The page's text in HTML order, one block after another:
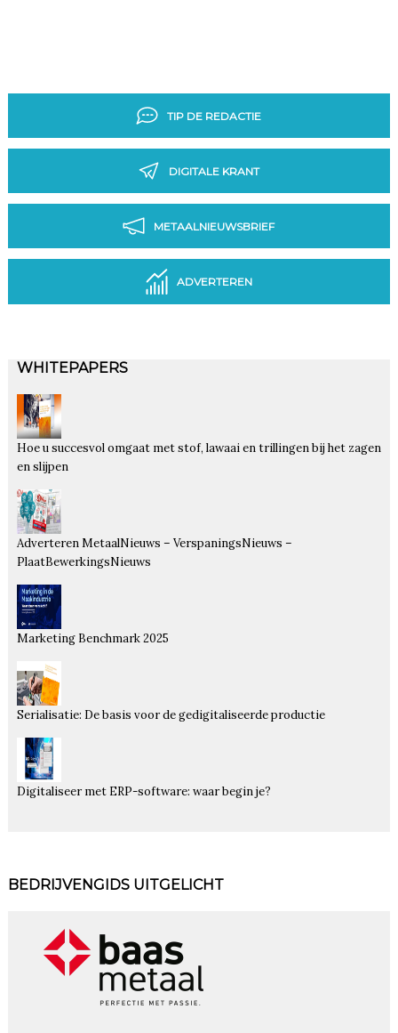
TIP DE REDACTIE
DIGITALE KRANT
METAALNIEUWSBRIEF
ADVERTEREN
WHITEPAPERS
Hoe u succesvol omgaat met stof, lawaai en trillingen bij het zagen
en slijpen
Adverteren MetaalNieuws – VerspaningsNieuws –
PlaatBewerkingsNieuws
Marketing Benchmark 2025
Serialisatie: De basis voor de gedigitaliseerde productie
Digitaliseer met ERP-software: waar begin je?
BEDRIJVENGIDS UITGELICHT